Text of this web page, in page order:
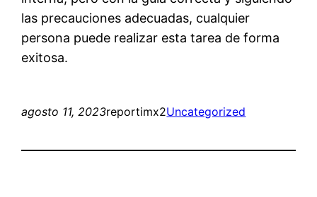
las precauciones adecuadas, cualquier
persona puede realizar esta tarea de forma
exitosa.
agosto 11, 2023reportimx2Uncategorized